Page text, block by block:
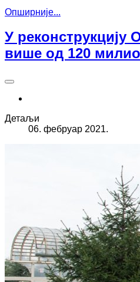
Опширније...
У реконструкцију
више од 120
Детаљи
06. фебруар 2021.